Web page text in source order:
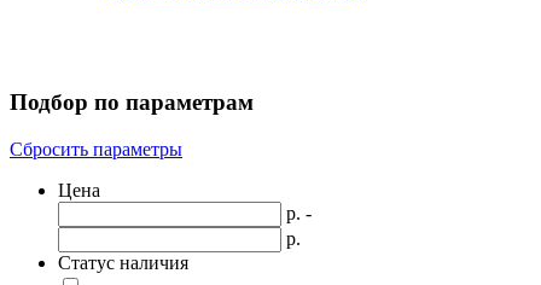
Подбор по параметрам
Сбросить параметры
Цена
р. -
р.
Статус наличия